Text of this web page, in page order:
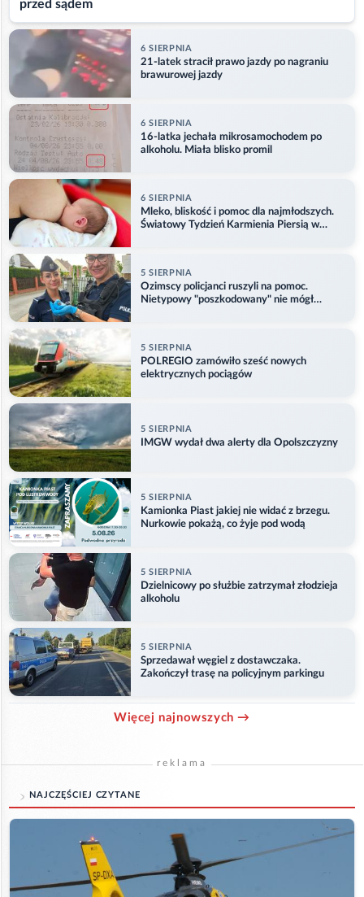
przed sądem
6 SIERPNIA
21-latek stracił prawo jazdy po nagraniu
brawurowej jazdy
6 SIERPNIA
16-latka jechała mikrosamochodem po
alkoholu. Miała blisko promil
6 SIERPNIA
Mleko, bliskość i pomoc dla najmłodszych.
Światowy Tydzień Karmienia Piersią w
5 SIERPNIA
Ozimscy policjanci ruszyli na pomoc.
Nietypowy "poszkodowany" nie mógł
5 SIERPNIA
POLREGIO zamówiło sześć nowych
elektrycznych pociągów
5 SIERPNIA
IMGW wydał dwa alerty dla Opolszczyzny
5 SIERPNIA
Kamionka Piast jakiej nie widać z brzegu.
Nurkowie pokażą, co żyje pod wodą
5 SIERPNIA
Dzielnicowy po służbie zatrzymał złodzieja
alkoholu
5 SIERPNIA
Sprzedawał węgiel z dostawczaka.
Zakończył trasę na policyjnym parkingu
Więcej najnowszych →
reklama
NAJCZĘŚCIEJ CZYTANE